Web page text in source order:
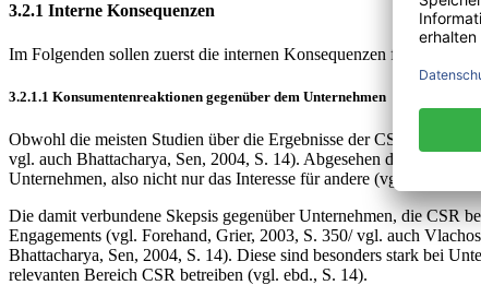
3.2.1 Interne Konsequenzen
Im Folgenden sollen zuerst die internen Konsequenzen für das
3.2.1.1 Konsumentenreaktionen gegenüber dem Unternehmen
Obwohl die meisten Studien über die Ergebnisse der CSR für
vgl. auch Bhattacharya, Sen, 2004, S. 14). Abgesehen davon sieht
Unternehmen, also nicht nur das Interesse für andere (vgl. Mohr,
Die damit verbundene Skepsis gegenüber Unternehmen, die CSR
Engagements (vgl. Forehand, Grier, 2003, S. 350/ vgl. auch
Bhattacharya, Sen, 2004, S. 14). Diese sind besonders stark bei
relevanten Bereich CSR betreiben (vgl. ebd., S. 14).